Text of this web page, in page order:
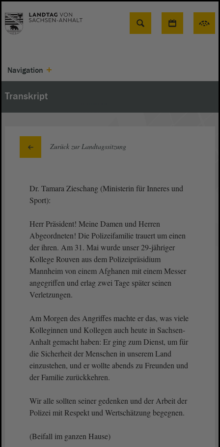
Suche
Navigation
Transkript
Zurück zur Landtagssitzung
Dr. Tamara Zieschang (Ministerin für Inneres und
Sport):
Herr Präsident! Meine Damen und Herren
Abgeordneten! Die Polizeifamilie trauert um einen
der ihren. Am 31. Mai wurde unser 29-jähriger
Kollege Rouven aus dem Polizeipräsidium
Mannheim von einem Afghanen mit einem Messer
angegriffen und erlag zwei Tage später seinen
Verletzungen.
Am Morgen des Angriffes machte er das, was viele
Kolleginnen und Kollegen auch heute in Sachsen-
Anhalt gemacht haben: Er ging zum Dienst, um für
die Sicherheit der Menschen in unserem Land
einzustehen, und er wollte abends zu Freunden und
der Familie zurückkehren.
Wir alle sollten seiner gedenken und der Arbeit der
Polizei mit Respekt und Wertschätzung begegnen.
(Beifall im ganzen Hause)